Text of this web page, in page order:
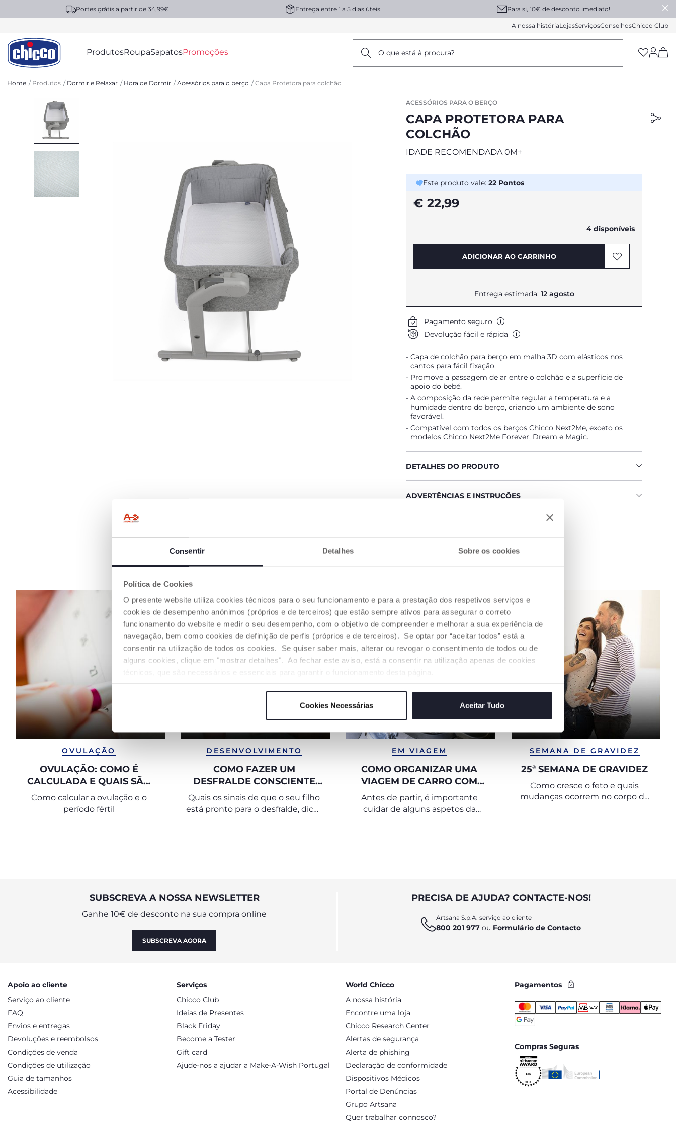
Consentir Detalhes Sobre os cookies
Política de Cookies
O presente website utiliza cookies técnicos para o seu funcionamento e para a prestação dos respetivos serviços e
cookies de desempenho anónimos (próprios e de terceiros) que estão sempre ativos para assegurar o correto
funcionamento do website e medir o seu desempenho, com o objetivo de compreender e melhorar a sua experiência de
navegação, bem como cookies de definição de perfis (próprios e de terceiros). Se optar por “aceitar todos” está a
consentir na utilização de todos os cookies. Se quiser saber mais, alterar ou revogar o consentimento de todos ou de
alguns cookies, clique em "mostrar detalhes". Ao fechar este aviso, está a consentir na utilização apenas de cookies
Cookies Necessárias Aceitar Tudo
Portes grátis a partir de 34,99€ Entrega entre 1 a 5 dias úteis Para si, 10€ de desconto imediato!
A nossa históriaLojasServiçosConselhosChicco Club
ProdutosRoupaSapatosPromoções O que está à procura?
Home Produtos Dormir e Relaxar Hora de Dormir Acessórios para o berço Capa Protetora para colchão
ACESSÓRIOS PARA O BERÇO
CAPA PROTETORA PARA
COLCHÃO
IDADE RECOMENDADA 0M+
Este produto vale: 22 Pontos
€ 22,99
4 disponíveis
ADICIONAR AO CARRINHO
Entrega estimada: 12 agosto
Pagamento seguro
Devolução fácil e rápida
Capa de colchão para berço em malha 3D com elásticos nos
cantos para fácil fixação.
Promove a passagem de ar entre o colchão e a superfície de
apoio do bebé.
A composição da rede permite regular a temperatura e a
humidade dentro do berço, criando um ambiente de sono
favorável.
Compatível com todos os berços Chicco Next2Me, exceto os
modelos Chicco Next2Me Forever, Dream e Magic.
DETALHES DO PRODUTO
ADVERTÊNCIAS E INSTRUÇÕES
OS NOSSOS CONSELHOS
OVULAÇÃO
OVULAÇÃO: COMO É
CALCULADA E QUAIS SÃO
OS SINTOMAS
Como calcular a ovulação e o
período fértil
DESENVOLVIMENTO
COMO FAZER UM
DESFRALDE CONSCIENTE
ATRAVÉS DO TREINO DO
BACIO
Quais os sinais de que o seu filho
está pronto para o desfralde, dicas
EM VIAGEM
COMO ORGANIZAR UMA
VIAGEM DE CARRO COM
UMA CRIANÇA
Antes de partir, é importante
cuidar de alguns aspetos da
SEMANA DE GRAVIDEZ
25ª SEMANA DE GRAVIDEZ
Como cresce o feto e quais
mudanças ocorrem no corpo da
SUBSCREVA A NOSSA NEWSLETTER
Ganhe 10€ de desconto na sua compra online
SUBSCREVA AGORA
PRECISA DE AJUDA? CONTACTE-NOS!
Artsana S.p.A. serviço ao cliente
800 201 977ou Formulário de Contacto
Apoio ao cliente
Serviço ao cliente
FAQ
Envios e entregas
Devoluções e reembolsos
Condições de venda
Condições de utilização
Guia de tamanhos
Acessibilidade
Serviços
Chicco Club
Ideias de Presentes
Black Friday
Become a Tester
Gift card
Ajude-nos a ajudar a Make-A-Wish Portugal
World Chicco
A nossa história
Encontre uma loja
Chicco Research Center
Alertas de segurança
Alerta de phishing
Declaração de conformidade
Dispositivos Médicos
Portal de Denúncias
Grupo Artsana
Quer trabalhar connosco?
Pagamentos
Compras Seguras